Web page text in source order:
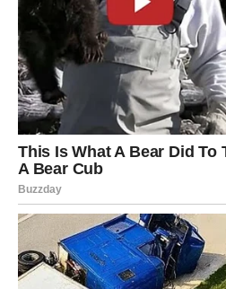
stabilniji.
Ljubav vam donosi
Pred vama su trenuci koje ćete
ŠKORPIJA
Pred vama je veoma snažna
Jedna osoba sada budi emocije
ignorisati.